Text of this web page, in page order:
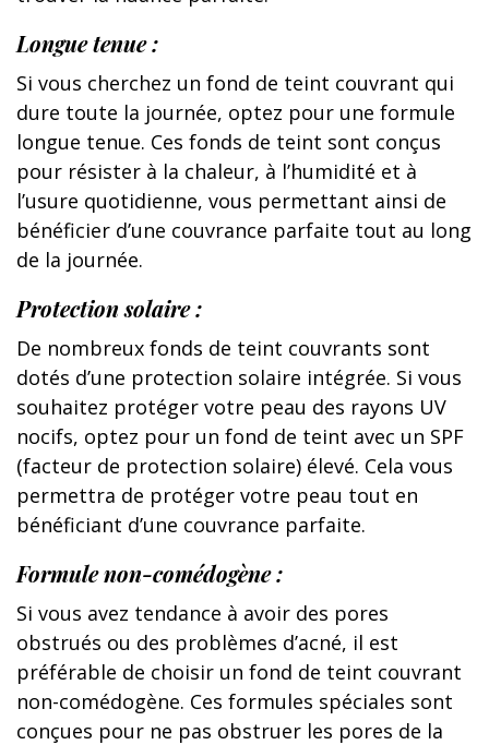
Longue tenue :
Si vous cherchez un fond de teint couvrant qui
dure toute la journée, optez pour une formule
longue tenue. Ces fonds de teint sont conçus
pour résister à la chaleur, à l’humidité et à
l’usure quotidienne, vous permettant ainsi de
bénéficier d’une couvrance parfaite tout au long
de la journée.
Protection solaire :
De nombreux fonds de teint couvrants sont
dotés d’une protection solaire intégrée. Si vous
souhaitez protéger votre peau des rayons UV
nocifs, optez pour un fond de teint avec un SPF
(facteur de protection solaire) élevé. Cela vous
permettra de protéger votre peau tout en
bénéficiant d’une couvrance parfaite.
Formule non-comédogène :
Si vous avez tendance à avoir des pores
obstrués ou des problèmes d’acné, il est
préférable de choisir un fond de teint couvrant
non-comédogène. Ces formules spéciales sont
conçues pour ne pas obstruer les pores de la